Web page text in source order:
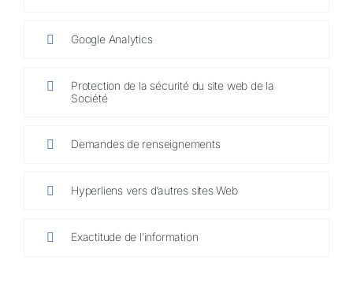
Google Analytics
Protection de la sécurité du site web de la
Société
Demandes de renseignements
Hyperliens vers d’autres sites Web
Exactitude de l’information